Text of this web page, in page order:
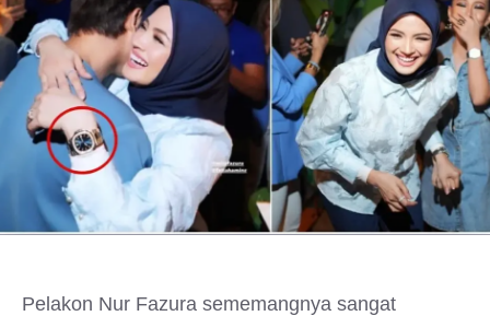
Pelakon Nur Fazura sememangnya sangat